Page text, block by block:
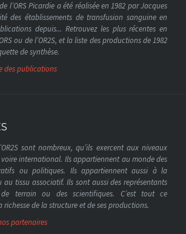
l’ORS Picardie a été réalisée en 1982 par Jacques
des établissements de transfusion sanguine en
depuis... Retrouvez les plus récentes en
ou de l’OR2S, et la liste des productions de 1982
de synthèse.
des publications
sont nombreux, qu’ils exercent aux niveaux
international. Ils appartiennent au monde des
ou politiques. Ils appartiennent aussi à la
tissu associatif. Ils sont aussi des représentants
de terrain ou des scientifiques. C’est tout ce
de la structure et de ses productions.
partenaires